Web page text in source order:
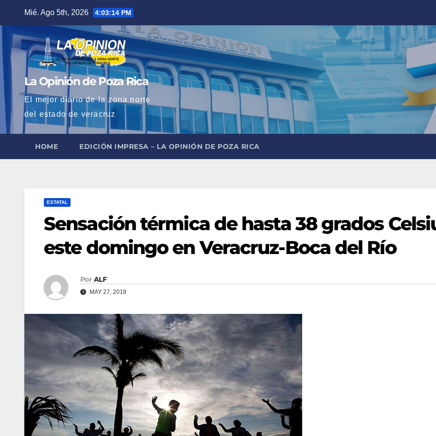
contenido
Mié. Ago 5th, 2026 4:03:15 PM
La Opinión de Poza Rica
El mejor diario de la zona norte
del estado de veracruz
HOME EDICIÓN IMPRESA – LA OPINIÓN DE POZA RICA
ESTATAL
Sensación térmica de hasta 38 grados
este domingo en Veracruz-Boca del Río
Por ALF
MAY 27, 2018